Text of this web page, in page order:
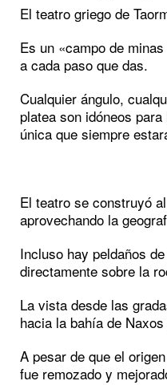
El teatro griego de
Es un «campo de
a cada paso que das.
Cualquier ángulo,
platea son idóneos
única que siempre
El teatro se construyó
aprovechando la
Incluso hay peldaños
directamente sobre la
La vista desde las
hacia la bahía de
A pesar de que el
fue remozado y